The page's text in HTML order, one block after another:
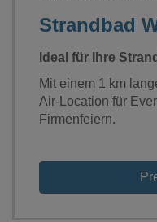
Strandbad
Ideal für Ihre
Mit einem 1 km
Air-Location für
Firmenfeiern.